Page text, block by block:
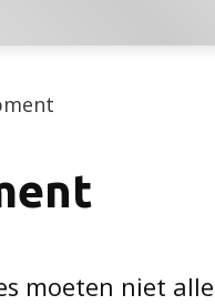
moeten niet